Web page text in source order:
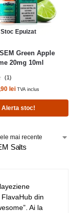
Stoc Epuizat
Green Apple
20mg 10ml
(1)
lei TVA inclus
Alerta stoc!
Salts
din
Ai la